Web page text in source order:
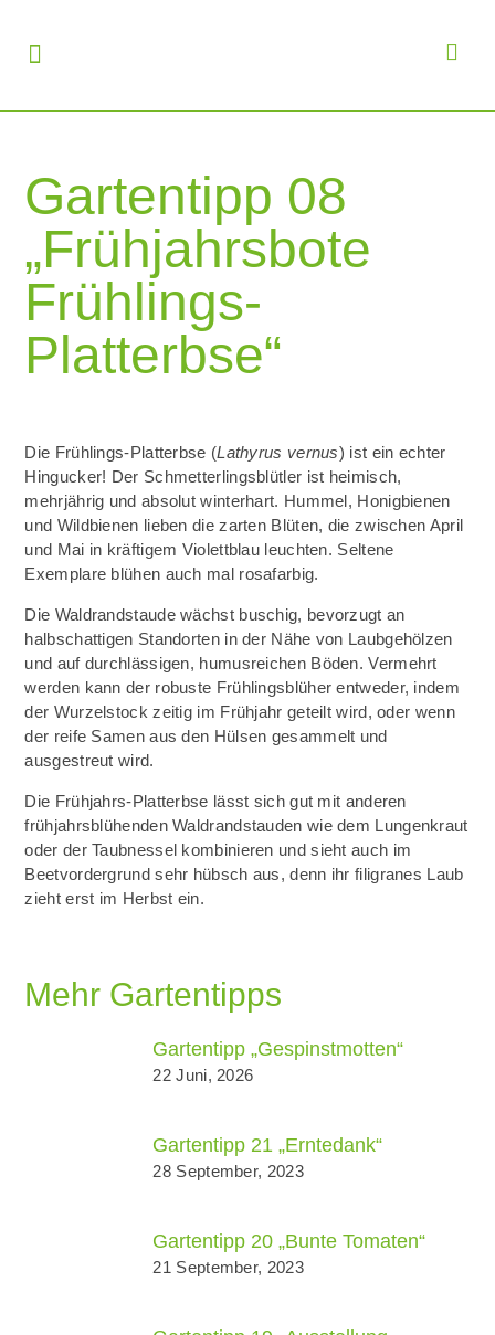
Gartentipp 08
„Frühjahrsbote
Frühlings-
Platterbse“
Die Frühlings-Platterbse (Lathyrus vernus) ist ein echter
Hingucker! Der Schmetterlingsblütler ist heimisch,
mehrjährig und absolut winterhart. Hummel, Honigbienen
und Wildbienen lieben die zarten Blüten, die zwischen April
und Mai in kräftigem Violettblau leuchten. Seltene
Exemplare blühen auch mal rosafarbig.
Die Waldrandstaude wächst buschig, bevorzugt an
halbschattigen Standorten in der Nähe von Laubgehölzen
und auf durchlässigen, humusreichen Böden. Vermehrt
werden kann der robuste Frühlingsblüher entweder, indem
der Wurzelstock zeitig im Frühjahr geteilt wird, oder wenn
der reife Samen aus den Hülsen gesammelt und
ausgestreut wird.
Die Frühjahrs-Platterbse lässt sich gut mit anderen
frühjahrsblühenden Waldrandstauden wie dem Lungenkraut
oder der Taubnessel kombinieren und sieht auch im
Beetvordergrund sehr hübsch aus, denn ihr filigranes Laub
zieht erst im Herbst ein.
Mehr Gartentipps
Gartentipp „Gespinstmotten“
22 Juni, 2026
Gartentipp 21 „Erntedank“
28 September, 2023
Gartentipp 20 „Bunte Tomaten“
21 September, 2023